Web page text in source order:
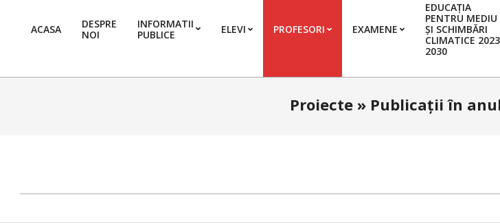
Primary
ACASA
DESPRE
NOI
INFORMATII
PUBLICE
ELEVI PROFESORI EXAMENE
EDUCAȚIA
PENTRU MEDIU
ȘI SCHIMBĂRI
CLIMATICE
2030
Proiecte » Publicații în
06-